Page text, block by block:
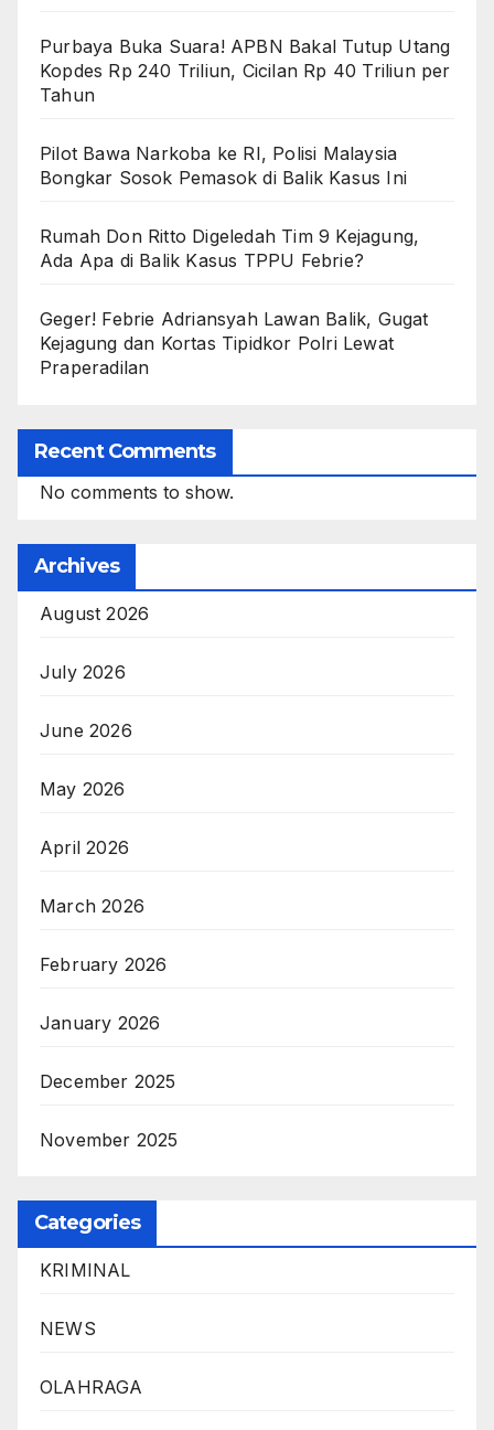
Purbaya Buka Suara! APBN Bakal Tutup Utang
Kopdes Rp 240 Triliun, Cicilan Rp 40 Triliun per
Tahun
Pilot Bawa Narkoba ke RI, Polisi Malaysia
Bongkar Sosok Pemasok di Balik Kasus Ini
Rumah Don Ritto Digeledah Tim 9 Kejagung,
Ada Apa di Balik Kasus TPPU Febrie?
Geger! Febrie Adriansyah Lawan Balik, Gugat
Kejagung dan Kortas Tipidkor Polri Lewat
Praperadilan
Recent Comments
No comments to show.
Archives
August 2026
July 2026
June 2026
May 2026
April 2026
March 2026
February 2026
January 2026
December 2025
November 2025
Categories
KRIMINAL
NEWS
OLAHRAGA